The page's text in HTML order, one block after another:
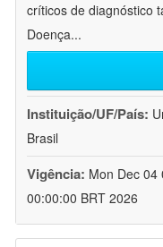
críticos de diagnóstico
Doença...
Instituição/UF/País:
Brasil
Vigência: Mon Dec 04
00:00:00 BRT 2026